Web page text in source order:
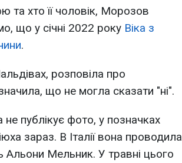
хто її чоловік, Морозов
що у січні 2022 року Віка з
.
розповіла про
що не могла сказати "ні".
публікує фото, у позначках
зараз. В Італії вона проводила
Альони Мельник. У травні цього